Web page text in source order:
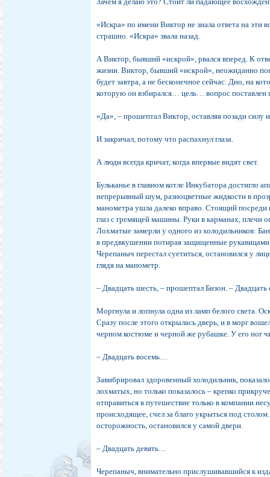
«Искра» по имени Виктор не знала ответа на эти
страшно. «Искра» звала назад.
А Виктор, бывший «искрой», рвался вперед. К
жизни. Виктор, бывший «искрой», неожиданно
будет завтра, а не бесконечное сейчас. Дно, на
которую он взбирался… цель… вопрос поставлен
«Да», – прошептал Виктор, оставляя позади силу
И закричал, потому что распахнул глаза.
А люди всегда кричат, когда впервые видят свет.
Бульканье в главном котле Инкубатора достигло
непрерывный шум, разноцветные жидкости в
манометра ушла далеко вправо. Стоящий
глаз с гремящей машины. Руки в карманах, плечи
Лохматые замерли у одного из холодильников:
в предвкушении потирая защищенные
Черепаныч перестал суетиться, остановился у
глядя на манометр.
– Двадцать шесть, – прошептал Бизон. –
Моргнула и лопнула одна из ламп белого света.
Сразу после этого открылась дверь, и в морг
черном костюме и черной же рубашке. У его ног
– Двадцать восемь…
Завибрировал здоровенный холодильник,
лохматых, но только показалось – крепко
отправиться в путешествие только в компании
происходящее, счел за благо укрыться под
осторожность, остановился у самой двери.
– Двадцать девять…
Черепаныч, внимательно прислушивавшийся к